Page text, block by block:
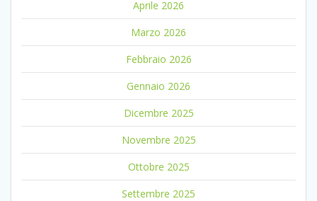
Aprile 2026
Marzo 2026
Febbraio 2026
Gennaio 2026
Dicembre 2025
Novembre 2025
Ottobre 2025
Settembre 2025